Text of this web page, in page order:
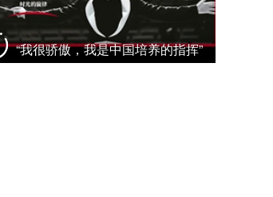
“我很骄傲，我是中国培养的指挥”